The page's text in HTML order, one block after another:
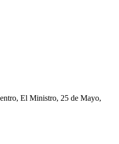
El Ministro, 25 de Mayo,